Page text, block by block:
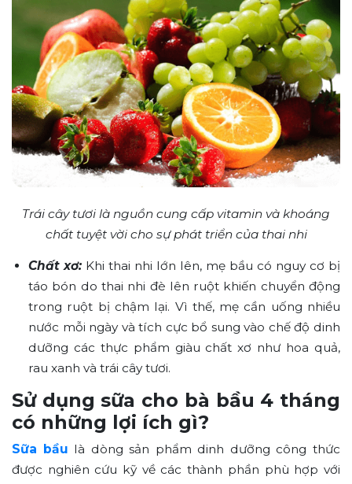
Trái cây tươi là nguồn cung cấp vitamin và khoáng
chất tuyệt vời cho sự phát triển của thai nhi
Chất xơ: Khi thai nhi lớn lên, mẹ bầu có nguy cơ bị
táo bón do thai nhi đè lên ruột khiến chuyển động
trong ruột bị chậm lại. Vì thế, mẹ cần uống nhiều
nước mỗi ngày và tích cực bổ sung vào chế độ dinh
dưỡng các thực phẩm giàu chất xơ như hoa quả,
rau xanh và trái cây tươi.
Sử dụng sữa cho bà bầu 4 tháng
có những lợi ích gì?
Sữa bầu là dòng sản phẩm dinh dưỡng công thức
được nghiên cứu kỹ về các thành phần phù hợp với